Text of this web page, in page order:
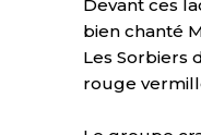
Devant ces
bien chanté
Les Sorbiers
rouge